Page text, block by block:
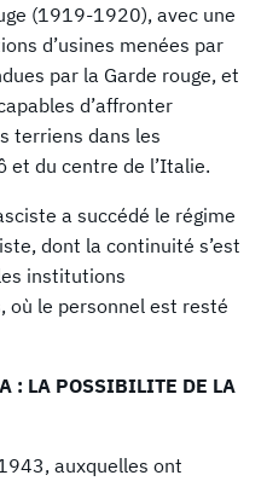
(1919-1920), avec une
d’usines menées par
par la Garde rouge, et
d’affronter
terriens dans les
et du centre de l’Italie.
a succédé le régime
dont la continuité s’est
institutions
le personnel est resté
: LA POSSIBILITE DE LA
auxquelles ont